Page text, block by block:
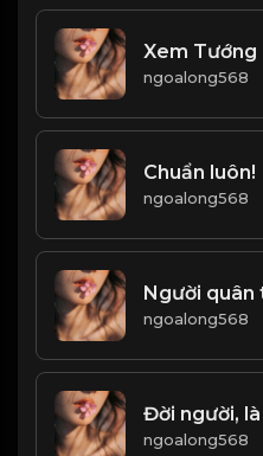
ngoalong568
Chuẩn luôn!
ngoalong568
ngoalong568
ngoalong568